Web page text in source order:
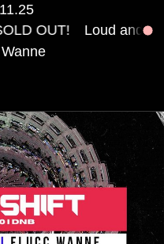
and Proud Festival